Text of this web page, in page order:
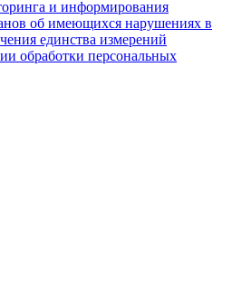
и информирования
об имеющихся нарушениях в
единства измерений
обработки персональных